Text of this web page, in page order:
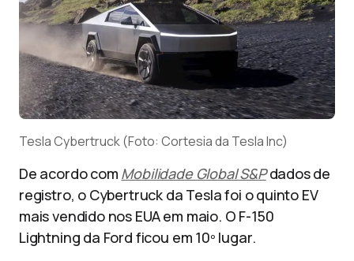
Tesla Cybertruck (Foto: Cortesia da Tesla Inc)
De acordo com Mobilidade Global S&Pdados de
registro, o Cybertruck da Tesla foi o quinto EV
mais vendido nos EUA em maio. O F-150
Lightning da Ford ficou em 10º lugar.